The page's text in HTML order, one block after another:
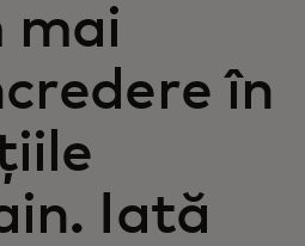
lume
mai
în
Iată